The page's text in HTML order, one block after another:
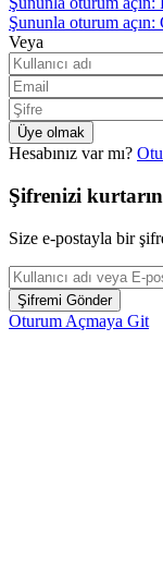
Şununla oturum açın:
Veya
Hesabınız var mı?
Şifrenizi
Size e-postayla bir
Oturum Açmaya Git